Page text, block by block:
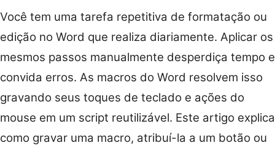
Você tem uma tarefa repetitiva de formatação ou
edição no Word que realiza diariamente. Aplicar os
mesmos passos manualmente desperdiça tempo e
convida erros. As macros do Word resolvem isso
gravando seus toques de teclado e ações do
mouse em um script reutilizável. Este artigo explica
como gravar uma macro, atribuí-la a um botão ou